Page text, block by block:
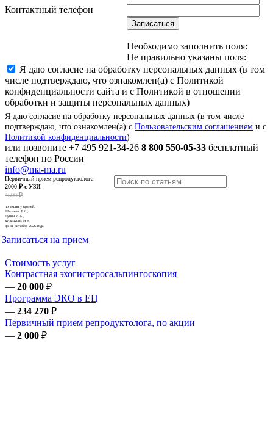
Контактный телефон
Записаться
Необходимо заполнить поля:
Не правильно указаны поля:
Я даю согласие на обработку персональных данных (в том
числе подтверждаю, что ознакомлен(а) с Политикой
конфиденциальности сайта и с Политикой в отношении
обработки и защиты персональных данных)
Я даю согласие на обработку персональных данных (в том числе
подтверждаю, что ознакомлен(а) с Пользовательским соглашением и с
Политикой конфиденциальности)
или позвоните +7 495 921-34-26 8 800 550-05-33 бесплатный
телефон по России
info@ma-ma.ru
Первичный прием репродуктолога
2000 ₽ с УЗИ
4500 ₽
по акции у врачей:
Шалаева Т.И.,
Лучин И.А.,
Коленкина И.В.
до 31 октября 2026 года
Записаться на прием
Стоимость услуг
Контрастная эхогистеросальпингоскопия
— 20 000 ₽
Программа ЭКО в ЕЦ
— 234 270 ₽
Первичный прием репродуктолога, по акции
— 2 000 ₽